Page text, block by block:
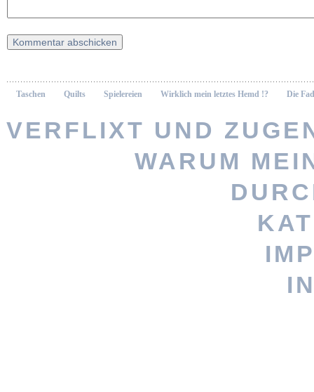
Taschen Quilts Spielereien Wirklich mein letztes Hemd !? Die
VERFLIXT UND
Vernähte
WARUM
persönlicheres Geschenk?
Stöbere nach